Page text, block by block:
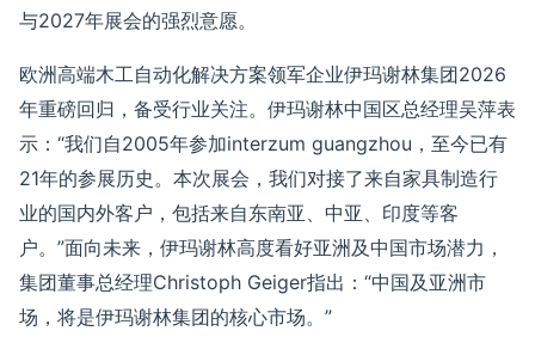
与2027年展会的强烈意愿。
欧洲高端木工自动化解决方案领军企业伊玛谢林集团2026
年重磅回归， 备受行业关注。伊玛谢林中国区总经理吴萍表
示： “我们自2005年参加interzum guangzhou ，至今已有
21年的参展历史。本次展会，我们对接了来自家具制造行
业的国内外客户，包括来自东南亚、中亚、印度等客
户。”面向未来，伊玛谢林高度看好亚洲及中国市场潜力 ，
集团董事总经理Christoph Geiger指出：“中国及亚洲市
场，将是伊玛谢林集团的核心市场。”